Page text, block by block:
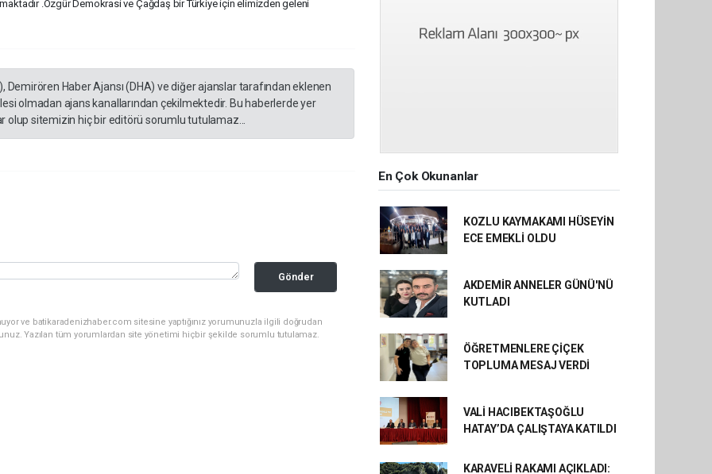
.Özgür Demokrasi ve Çağdaş bir Türkiye için elimizden geleni
Demirören Haber Ajansı (DHA) ve diğer ajanslar tarafından eklenen
olmadan ajans kanallarından çekilmektedir. Bu haberlerde yer
sitemizin hiç bir editörü sorumlu tutulamaz...
Gönder
ve batikaradenizhaber.com sitesine yaptığınız yorumunuzla ilgili doğrudan
Yazılan tüm yorumlardan site yönetimi hiçbir şekilde sorumlu tutulamaz.
En Çok Okunanlar
KOZLU KAYMAKAMI HÜSEYİN
ECE EMEKLİ OLDU
AKDEMİR ANNELER GÜNÜ'NÜ
KUTLADI
ÖĞRETMENLERE ÇİÇEK
TOPLUMA MESAJ VERDİ
VALİ HACIBEKTAŞOĞLU
HATAY’DA ÇALIŞTAYA KATILDI
KARAVELİ RAKAMI AÇIKLADI: